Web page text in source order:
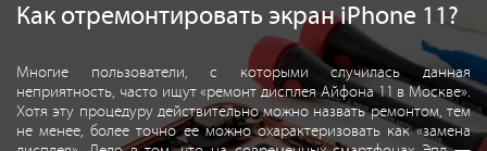
Как отремонтировать экран iPhone 11?
Многие пользователи, с которыми случилась данная
неприятность, часто ищут «ремонт дисплея Айфона 11 в Москве».
Хотя эту процедуру действительно можно назвать ремонтом, тем
не менее, более точно ее можно охарактеризовать как «замена